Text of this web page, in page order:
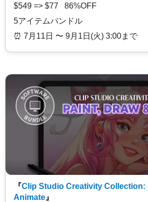
$549 => $77 86%OFF
5アイテムバンドル
⏰️ 7月11日 〜 9月1日(火) 3:00まで
『Clip Studio Creativity Collection:
Animate 』